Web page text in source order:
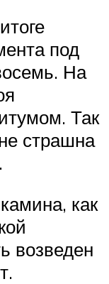
под
На
Так
страшна
как
возведен